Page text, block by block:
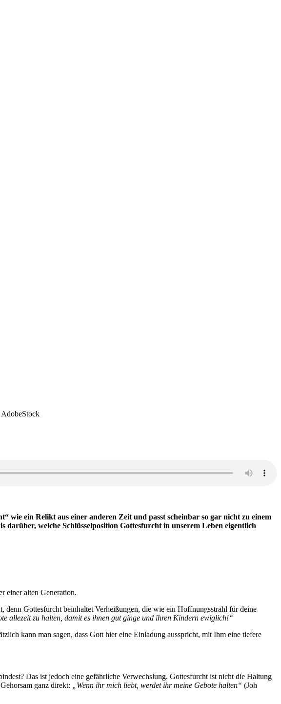
wie ein Relikt aus einer anderen Zeit und passt scheinbar so gar nicht zu einem
welche Schlüsselposition Gottesfurcht in unserem Leben eigentlich
einer alten Generation.
Gottesfurcht beinhaltet Verheißungen, die wie ein Hoffnungsstrahl für deine
allezeit zu halten, damit es ihnen gut ginge und ihren Kindern ewiglich!“
kann man sagen, dass Gott hier eine Einladung ausspricht, mit Ihm eine tiefere
Das ist jedoch eine gefährliche Verwechslung. Gottesfurcht ist nicht die Haltung
ganz direkt:
„Wenn ihr mich liebt, werdet ihr meine Gebote halten“ (Joh